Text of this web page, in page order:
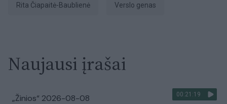
Rita Čiapaitė-Baublienė verslo genas
Naujausi įrašai
00:21:19
„Žinios“ 2026-08-08